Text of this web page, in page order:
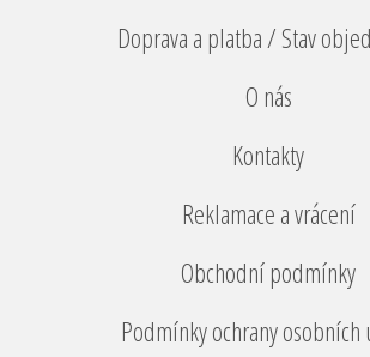
Doprava a platba / Stav
O nás
Kontakty
Reklamace a vrácení
Obchodní podmínky
Podmínky ochrany osobních